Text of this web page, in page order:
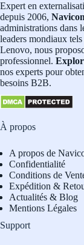
Expert en
depuis 2006,
administrations dans
leaders mondiaux
Lenovo, nous
professionnel.
nos experts pour
besoins B2B.
À propos
A propos de
Confidentialité
Conditions de
Expédition &
Actualités & Blog
Mentions Légales
Support